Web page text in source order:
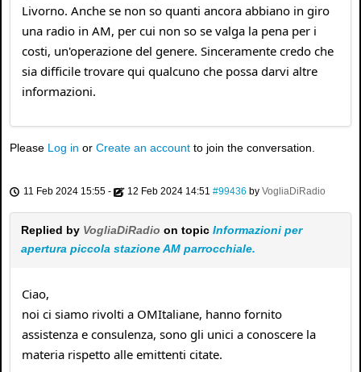
Livorno. Anche se non so quanti ancora abbiano in giro
una radio in AM, per cui non so se valga la pena per i
costi, un'operazione del genere. Sinceramente credo che
sia difficile trovare qui qualcuno che possa darvi altre
informazioni.
Please Log in or Create an account to join the conversation.
11 Feb 2024 15:55 - 12 Feb 2024 14:51 #99436 by VogliaDiRadio
Replied by VogliaDiRadio on topic Informazioni per
apertura piccola stazione AM parrocchiale.
Ciao,
noi ci siamo rivolti a OMItaliane, hanno fornito
assistenza e consulenza, sono gli unici a conoscere la
materia rispetto alle emittenti citate.